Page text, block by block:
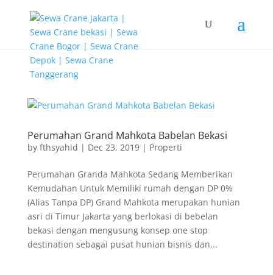
Perumahan Grand Mahkota Babelan Bekasi
by fthsyahid | Dec 23, 2019| Properti
Perumahan Granda Mahkota Sedang Memberikan
Kemudahan Untuk Memiliki rumah dengan DP 0%
(Alias Tanpa DP) Grand Mahkota merupakan hunian
asri di Timur Jakarta yang berlokasi di bebelan
bekasi dengan mengusung konsep one stop
destination sebagai pusat hunian bisnis dan...